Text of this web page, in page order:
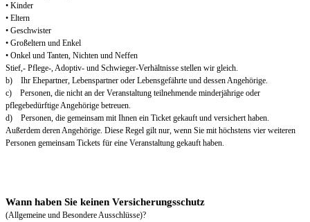
• Kinder
• Eltern
• Geschwister
• Großeltern und Enkel
• Onkel und Tanten, Nichten und Neffen
Stief,- Pflege-, Adoptiv- und Schwieger-Verhältnisse stellen wir gleich.
b) Ihr Ehepartner, Lebenspartner oder Lebensgefährte und dessen Angehörige.
c) Personen, die nicht an der Veranstaltung teilnehmende minderjährige oder
pflegebedürftige Angehörige betreuen.
d) Personen, die gemeinsam mit Ihnen ein Ticket gekauft und versichert haben.
Außerdem deren Angehörige. Diese Regel gilt nur, wenn Sie mit höchstens vier weiteren
Personen gemeinsam Tickets für eine Veranstaltung gekauft haben.
Wann haben Sie keinen Versicherungsschutz
(Allgemeine und Besondere Ausschlüsse)?